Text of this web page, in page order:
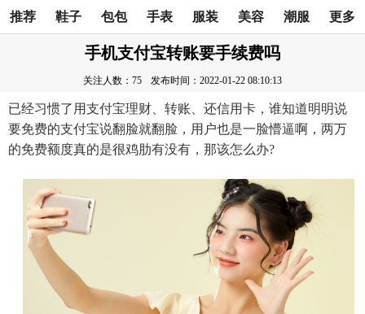
推荐 鞋子 包包 手表 服装 美容 潮服 更多
手机支付宝转账要手续费吗
关注人数：75 发布时间：2022-01-22 08:10:13
已经习惯了用支付宝理财、转账、还信用卡，谁知道明明说
要免费的支付宝说翻脸就翻脸，用户也是一脸懵逼啊，两万
的免费额度真的是很鸡肋有没有，那该怎么办?